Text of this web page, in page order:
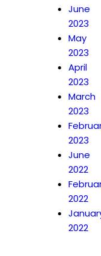
June
2023
May
2023
April
2023
March
2023
2023
June
2022
2022
2022